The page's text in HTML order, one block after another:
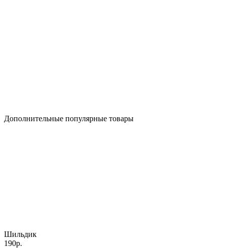
Дополнительные популярные товары
Шильдик
190р.